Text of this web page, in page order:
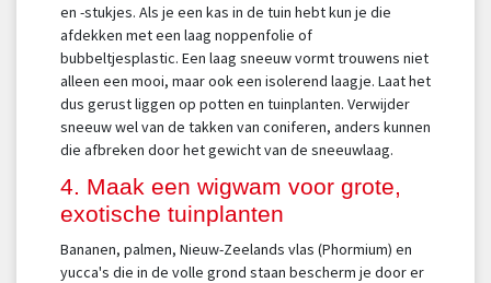
en -stukjes. Als je een kas in de tuin hebt kun je die
afdekken met een laag noppenfolie of
bubbeltjesplastic. Een laag sneeuw vormt trouwens niet
alleen een mooi, maar ook een isolerend laagje. Laat het
dus gerust liggen op potten en tuinplanten. Verwijder
sneeuw wel van de takken van coniferen, anders kunnen
die afbreken door het gewicht van de sneeuwlaag.
4. Maak een wigwam voor grote,
exotische tuinplanten
Bananen, palmen, Nieuw-Zeelands vlas (Phormium) en
yucca's die in de volle grond staan bescherm je door er